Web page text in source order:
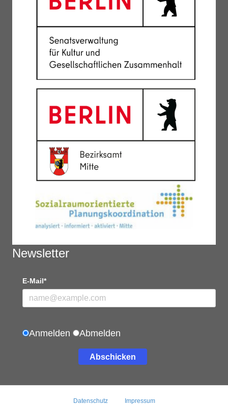
Newsletter
E-Mail*
Anmelden Abmelden
Abschicken
Datenschutz Impressum